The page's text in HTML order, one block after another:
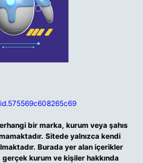
bir marka, kurum veya şahıs
Sitede yalnızca kendi
Burada yer alan içerikler
kurum ve kişiler hakkında